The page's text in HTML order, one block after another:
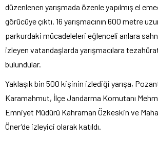
düzenlenen yarışmada özenle yapılmış el
görücüye çıktı. 16 yarışmacının 600 metre
parkurdaki mücadeleleri eğlenceli anlara
izleyen vatandaşlarda yarışmacılara
bulundular.
Yaklaşık bin 500 kişinin izlediği yarışa,
Karamahmut, İlçe Jandarma Komutanı
Emniyet Müdürü Kahraman Özkeskin ve
Öner’de izleyici olarak katıldı.